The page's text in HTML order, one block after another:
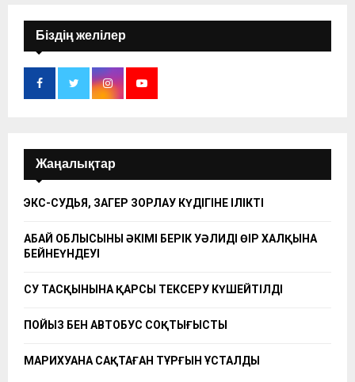
Біздің желілер
Жаңалықтар
ЭКС-СУДЬЯ, ЗАҢГЕР ЗОРЛАУ КҮДІГІНЕ ІЛІКТІ
АБАЙ ОБЛЫСЫНЫҢ ӘКІМІ БЕРІК УӘЛИДІҢ ӨҢІР ХАЛҚЫНА
БЕЙНЕҮНДЕУІ
СУ ТАСҚЫНЫНА ҚАРСЫ ТЕКСЕРУ КҮШЕЙТІЛДІ
ПОЙЫЗ БЕН АВТОБУС СОҚТЫҒЫСТЫ
МАРИХУАНА САҚТАҒАН ТҰРҒЫН ҰСТАЛДЫ